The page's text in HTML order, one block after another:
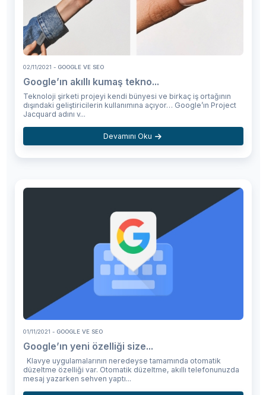
02/11/2021 - GOOGLE VE SEO
Google’ın akıllı kumaş tekno...
Teknoloji şirketi projeyi kendi bünyesi ve birkaç iş ortağının
dışındaki geliştiricilerin kullanımına açıyor… Google’ın Project
Jacquard adını v...
Devamını Oku
01/11/2021 - GOOGLE VE SEO
Google’ın yeni özelliği size...
Klavye uygulamalarının neredeyse tamamında otomatik
düzeltme özelliği var. Otomatik düzeltme, akıllı telefonunuzda
mesaj yazarken sehven yaptı...